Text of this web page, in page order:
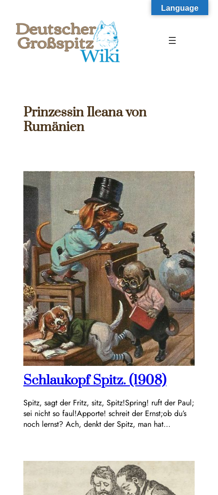
springen
Prinzessin Ileana von
Rumänien
Schlaukopf Spitz. (1908)
Spitz, sagt der Fritz, sitz, Spitz!Spring! ruft der Paul;
sei nicht so faul!Apporte! schreit der Ernst;ob du’s
noch lernst? Ach, denkt der Spitz, man hat…
Language